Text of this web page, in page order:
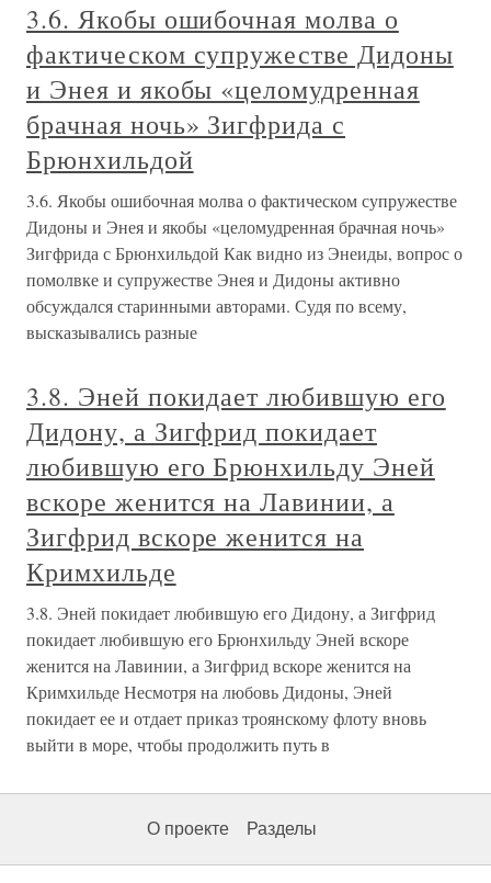
3.6. Якобы ошибочная молва о
фактическом супружестве Дидоны
и Энея и якобы «целомудренная
брачная ночь» Зигфрида с
Брюнхильдой
3.6. Якобы ошибочная молва о фактическом супружестве
Дидоны и Энея и якобы «целомудренная брачная ночь»
Зигфрида с Брюнхильдой Как видно из Энеиды, вопрос о
помолвке и супружестве Энея и Дидоны активно
обсуждался старинными авторами. Судя по всему,
высказывались разные
3.8. Эней покидает любившую его
Дидону, а Зигфрид покидает
любившую его Брюнхильду Эней
вскоре женится на Лавинии, а
Зигфрид вскоре женится на
Кримхильде
3.8. Эней покидает любившую его Дидону, а Зигфрид
покидает любившую его Брюнхильду Эней вскоре
женится на Лавинии, а Зигфрид вскоре женится на
Кримхильде Несмотря на любовь Дидоны, Эней
покидает ее и отдает приказ троянскому флоту вновь
выйти в море, чтобы продолжить путь в
О проекте Разделы